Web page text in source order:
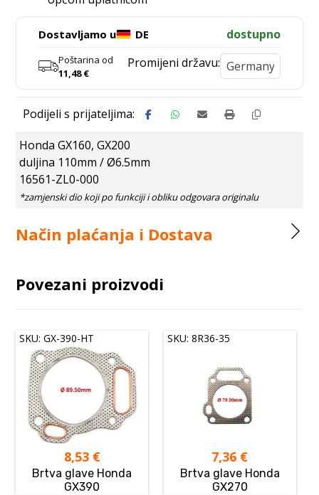
Dostavljamo u DE dostupno
Poštarina od
11,48€
Promijeni državu:
Honda GX160, GX200
duljina 110mm / Ø6.5mm
16561-ZL0-000
Način plaćanja i Dostava
Povezani proizvodi
SKU: GX-390-HT
8,53 €
Brtva glave Honda
GX390
SKU: 8R36-35
7,36 €
Brtva glave Honda
GX270